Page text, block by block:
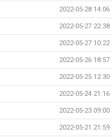
2022-05-28 14:06
2022-05-27 22:38
2022-05-27 10:22
2022-05-26 18:57
2022-05-25 12:30
2022-05-24 21:16
2022-05-23 09:00
2022-05-21 21:59